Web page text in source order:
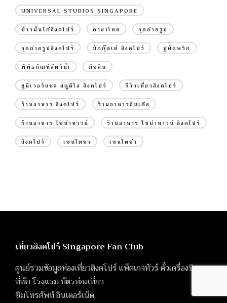
UNIVERSAL STUDIOS SINGAPORE
ข้าวมันไก่สิงคโปร์ คายาโทส จุดถ่ายรูป
จุดถ่ายรูปสิงคโปร์ บักกุ๊ดเต๋ สิงคโปร์ ปูผัดพริก
พิพิธภัณฑ์สัตว์น้ำ มิชลิน
ยูนิเวอร์แซล สตูดิโอ สิงคโปร์ รีวิวเที่ยวสิงคโปร์
ร้านอาหาร สิงคโปร์ ร้านอาหารอินเดีย
ร้านอาหาร ไชน่าทาวน์ ร้านอาหาร ไชน่าทาวน์ สิงคโปร์
สิงคโปร์ เซนโตซา เซนโตซ่า
เที่ยวสิงคโปร์ Singapore Fan Club
ศูนย์รวมข้อมูลท่องเที่ยวสิงคโปร์ แพ็คเกจทัวร์ ตั๋วเครื่องบิน
ที่พัก โรงแรม บัตรท่องเที่ยว
ซิมโทรศัพท์ อินเตอร์เน็ต